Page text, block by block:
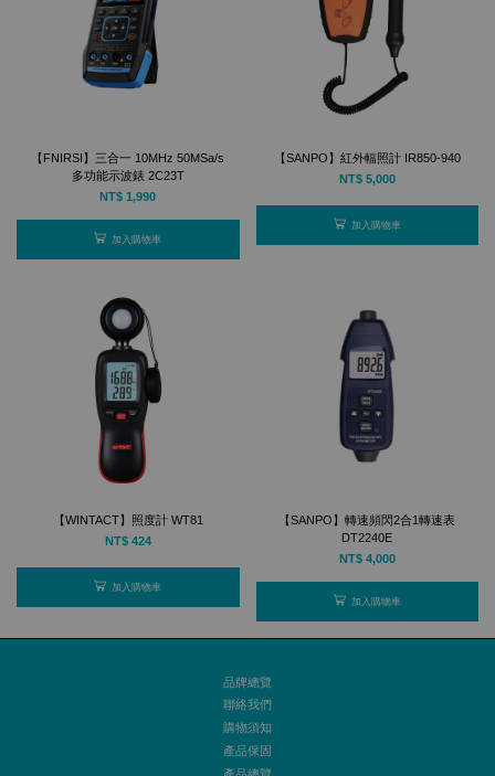
【FNIRSI】三合一 10MHz 50MSa/s
多功能示波錶 2C23T
NT$ 1,990
加入購物車
【SANPO】紅外輻照計 IR850-940
NT$ 5,000
加入購物車
【WINTACT】照度計 WT81
NT$ 424
加入購物車
【SANPO】轉速頻閃2合1轉速表
DT2240E
NT$ 4,000
加入購物車
品牌總覽
聯絡我們
購物須知
產品保固
產品總覽